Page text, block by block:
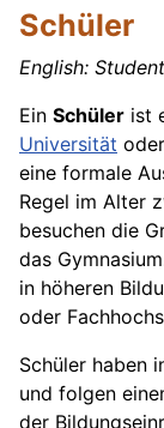
Schüler
English: Student
Ein Schüler ist
Universität
eine formale
Regel im Alter
besuchen die
das
in höheren
oder
Schüler haben
und folgen
der